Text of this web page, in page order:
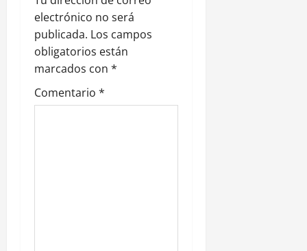
ó
n
d
e
electrónico no será
publicada. Los campos
obligatorios están
marcados con *
Comentario *